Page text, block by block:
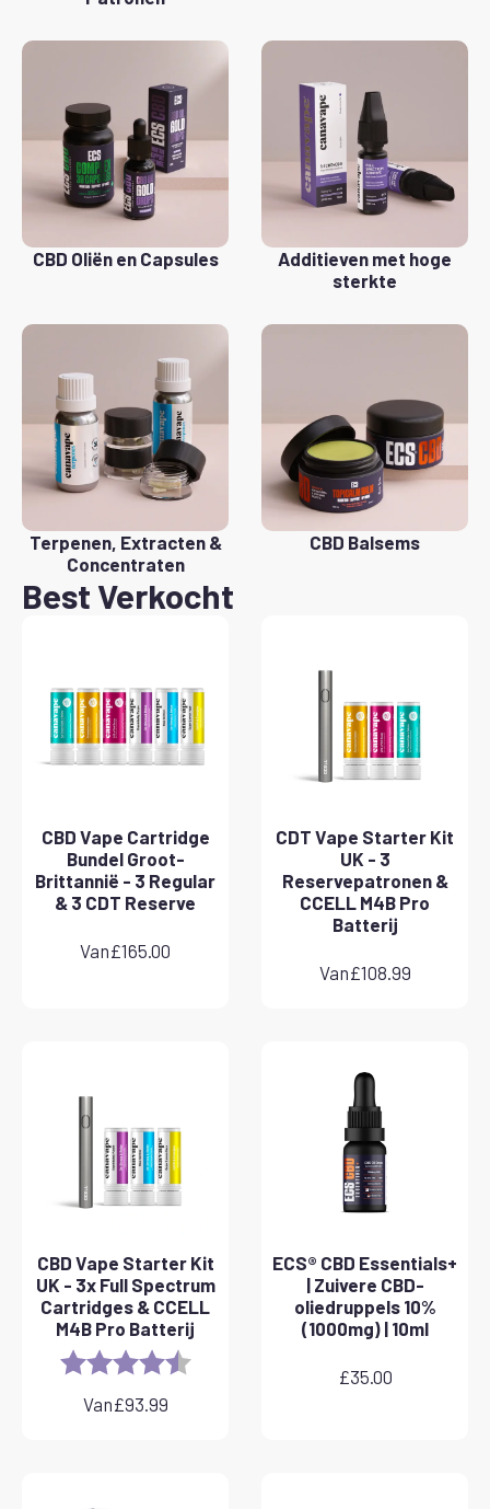
CBD Oliën en Capsules
Additieven met hoge
sterkte
Terpenen, Extracten &
Concentraten
CBD Balsems
Best Verkocht
CBD Vape Cartridge
Bundel Groot-
Brittannië - 3 Regular
& 3 CDT Reserve
Van£165.00
CDT Vape Starter Kit
UK - 3
Reservepatronen &
CCELL M4B Pro
Batterij
Van£108.99
CBD Vape Starter Kit
UK - 3x Full Spectrum
Cartridges & CCELL
M4B Pro Batterij
Rating: 4.8 out of 5 stars
Van£93.99
ECS® CBD Essentials+
| Zuivere CBD-
oliedruppels 10%
(1000mg) | 10ml
£35.00